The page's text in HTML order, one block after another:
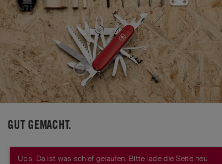
GUT GEMACHT.
Ups. Da ist was schief gelaufen. Bitte lade die Seite neu